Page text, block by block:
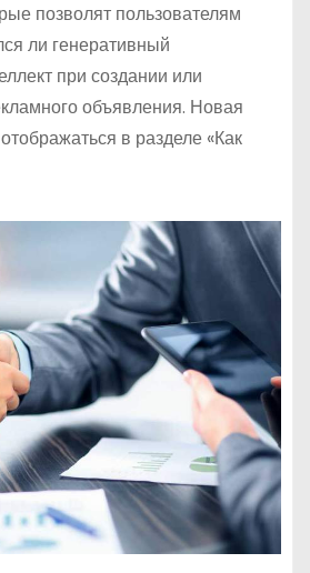
позволят пользователям
ли генеративный
при создании или
объявления. Новая
в разделе «Как